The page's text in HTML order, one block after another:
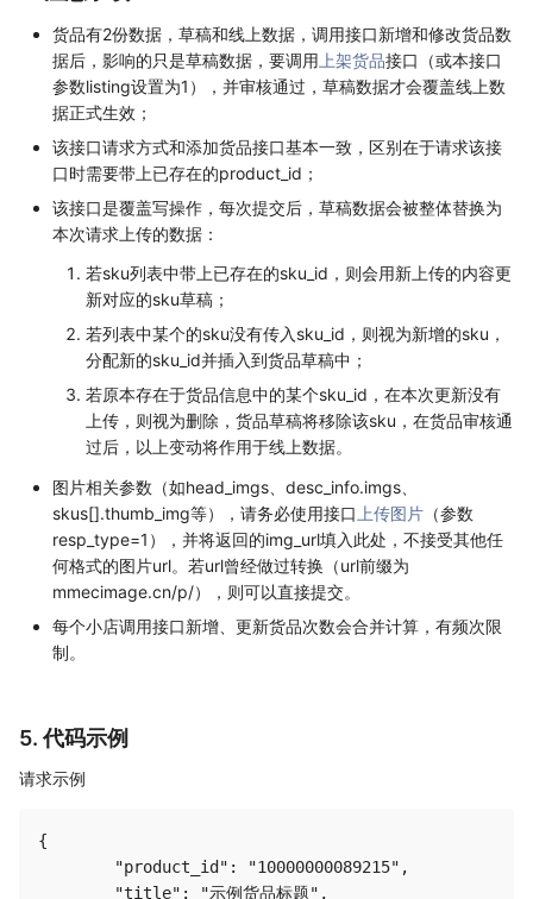
货品有2份数据，草稿和线上数据，调用接口新增和修改货品数
据后，影响的只是草稿数据，要调用 上架货品接口（或本接口
参数listing设置为1），并审核通过，草稿数据才会覆盖线上数
据正式生效；
该接口请求方式和添加货品接口基本一致，区别在于请求该接
口时需要带上已存在的product_id；
该接口是覆盖写操作，每次提交后，草稿数据会被整体替换为
本次请求上传的数据：
若sku列表中带上已存在的sku_id，则会用新上传的内容更
新对应的sku草稿；
若列表中某个的sku没有传入sku_id，则视为新增的sku，
分配新的sku_id并插入到货品草稿中；
若原本存在于货品信息中的某个sku_id，在本次更新没有
上传，则视为删除，货品草稿将移除该sku，在货品审核通
过后，以上变动将作用于线上数据。
图片相关参数（如head_imgs、desc_info.imgs、
skus[].thumb_img等），请务必使用接口 上传图片 （参数
resp_type=1），并将返回的img_url填入此处，不接受其他任
何格式的图片url。若url曾经做过转换（url前缀为
mmecimage.cn/p/），则可以直接提交。
每个小店调用接口新增、更新货品次数会合并计算，有频次限
制。
5. 代码示例
请求示例
{